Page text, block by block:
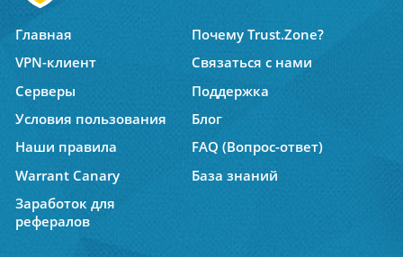
Главная
Почему Trust.Zone?
VPN-клиент
Связаться с нами
Серверы
Поддержка
Условия пользования
Блог
Наши правила
FAQ (Вопрос-ответ)
Warrant Canary
База знаний
Заработок для
рефералов